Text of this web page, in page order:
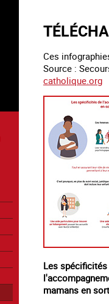
Ces
Source :
catholique.org
Les spécificités
mamans en